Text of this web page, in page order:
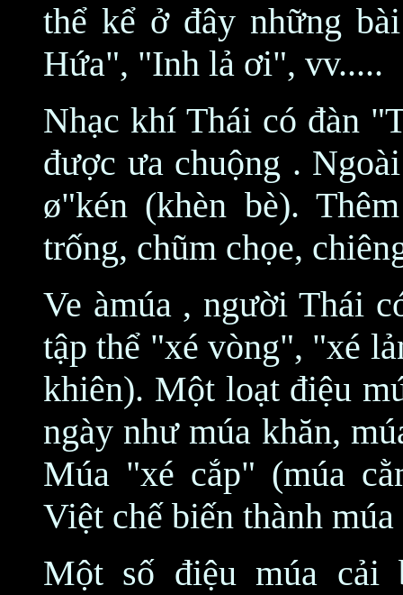
thể kể ở đây những
Hứa", "Inh lả ơi", vv.....
Nhạc khí Thái có đàn
được ưa chuộng .
ø"kén (khèn bè).
trống, chũm chọe,
Ve àmúa , người Thái
tập thể "xé vòng", "xé
khiên). Một loạt điệu
ngày như múa khăn,
Múa "xé cắp" (múa
Việt chế biến thành múa
Một số điệu múa cải